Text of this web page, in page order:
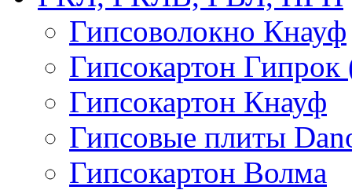
Гипсоволокно Кнауф
Гипсокартон Гипрок
Гипсокартон Кнауф
Гипсовые плиты
Гипсокартон Волма